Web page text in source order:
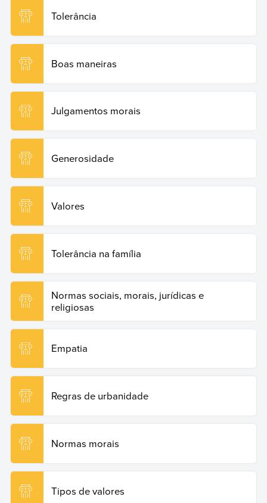
https://www.ejemplos.co/br/respeito/. Acesso em: 19 de
junho de 2026.
Copy Quote
Tolerância
Boas maneiras
Julgamentos morais
Generosidade
Valores
Tolerância na família
Normas sociais, morais, jurídicas e
religiosas
Empatia
Regras de urbanidade
Normas morais
Tipos de valores